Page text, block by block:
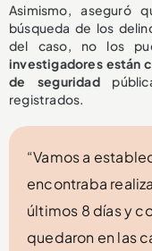
Asimismo, aseguró
búsqueda de los
del caso, no los
investigadores están
de seguridad
registrados.
“Vamos a
encontraba
últimos 8 días y
quedaron en las